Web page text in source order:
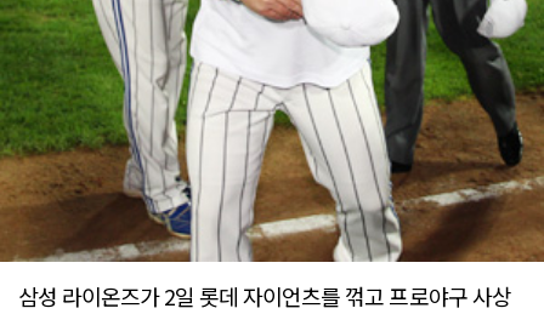
삼성 라이온즈가 2일 롯데 자이언츠를 꺾고 프로야구 사상